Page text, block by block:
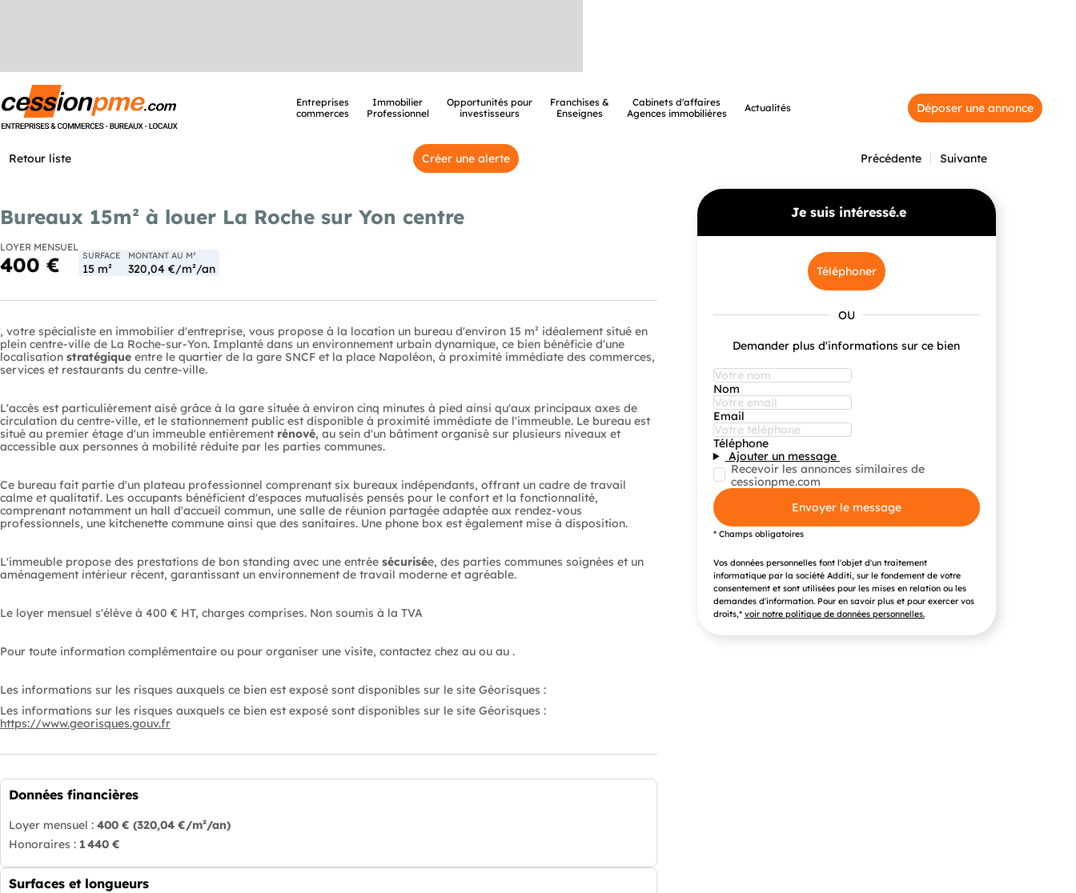
Entreprises
commerces
Immobilier
Professionnel
Opportunités pour
investisseurs
Franchises &
Enseignes
Cabinets d'affaires
Agences immobilières
Actualités Déposer une annonce
Retour liste Créer une alerte Précédente Suivante
Bureaux 15m² à louer La Roche sur Yon centre
LOYER MENSUEL
400 € SURFACE
15 m²
MONTANT AU M²
320,04 €/m²/an
, votre spécialiste en immobilier d'entreprise, vous propose à la location un bureau d'environ 15 m² idéalement situé en
plein centre-ville de La Roche-sur-Yon. Implanté dans un environnement urbain dynamique, ce bien bénéficie d'une
localisation stratégique entre le quartier de la gare SNCF et la place Napoléon, à proximité immédiate des commerces,
services et restaurants du centre-ville.
L'accès est particulièrement aisé grâce à la gare située à environ cinq minutes à pied ainsi qu'aux principaux axes de
circulation du centre-ville, et le stationnement public est disponible à proximité immédiate de l'immeuble. Le bureau est
situé au premier étage d'un immeuble entièrement rénové, au sein d'un bâtiment organisé sur plusieurs niveaux et
accessible aux personnes à mobilité réduite par les parties communes.
Ce bureau fait partie d'un plateau professionnel comprenant six bureaux indépendants, offrant un cadre de travail
calme et qualitatif. Les occupants bénéficient d'espaces mutualisés pensés pour le confort et la fonctionnalité,
comprenant notamment un hall d'accueil commun, une salle de réunion partagée adaptée aux rendez-vous
professionnels, une kitchenette commune ainsi que des sanitaires. Une phone box est également mise à disposition.
L'immeuble propose des prestations de bon standing avec une entrée sécurisée, des parties communes soignées et un
aménagement intérieur récent, garantissant un environnement de travail moderne et agréable.
Le loyer mensuel s'élève à 400 € HT, charges comprises. Non soumis à la TVA
Pour toute information complémentaire ou pour organiser une visite, contactez chez au ou au .
Les informations sur les risques auxquels ce bien est exposé sont disponibles sur le site Géorisques :
Les informations sur les risques auxquels ce bien est exposé sont disponibles sur le site Géorisques :
https://www.georisques.gouv.fr
Données financières
Loyer mensuel : 400 € (320,04 €/m²/an)
Honoraires : 1 440 €
Surfaces et longueurs
Je suis intéressé.e
Téléphoner
Demander plus d'informations sur ce bien
Nom
Email
Téléphone
Ajouter un message
Recevoir les annonces similaires de
cessionpme.com
Envoyer le message
* Champs obligatoires
Vos données personnelles font l'objet d'un traitement
informatique par la société Additi, sur le fondement de votre
consentement et sont utilisées pour les mises en relation ou les
demandes d'information. Pour en savoir plus et pour exercer vos
droits,* voir notre politique de données personnelles.